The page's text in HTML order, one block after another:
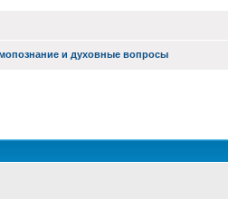
и духовные вопросы